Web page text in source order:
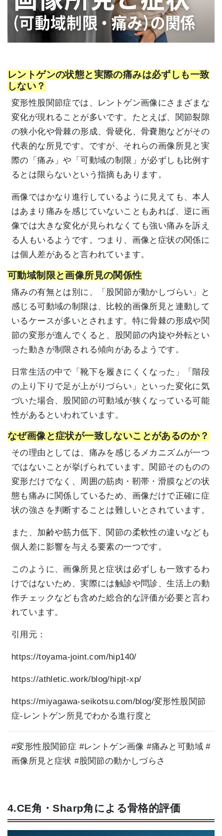
レントゲンの状態と実際の痛みは必ずしも一致
しない？
変形性股関節症では、レントゲン画像にさまざまな
変化が現れることが多いです。たとえば、関節裂隙
の狭小化や骨棘の形成、骨硬化、骨嚢胞などがその
代表的な所見です。ですが、それらの画像所見と実
際の「痛み」や「可動域の制限」が必ずしも比例す
るとは限らないという指摘もあります。
画像ではかなり進行しているように見えても、本人
はあまり痛みを感じていないこともあれば、逆に画
像では大きな変化が見られなくても強い痛みを訴え
る人もいるようです。つまり、画像と症状の関係に
は個人差があると言われています。
可動域制限と画像所見の関係性
痛みの有無とは別に、「股関節が動かしづらい」と
感じる可動域の制限は、比較的画像所見と連動して
いるケースが多いとされます。特に骨棘の形成や関
節の変形が進んでくると、股関節の内旋や外転とい
った動きが制限される傾向があるようです。
日常生活の中で「靴下を履きにくくなった」「階段
の上り下りで足が上がりづらい」といった変化に気
づいた場合、股関節の可動域が狭くなっている可能
性があるといわれています。
なぜ画像と症状が一致しないことがあるのか？
その理由としては、痛みを感じるメカニズムが一つ
ではないことが挙げられています。関節そのものの
変形だけでなく、周囲の筋肉・靭帯・滑膜などの状
態も痛みに関係しているため、画像だけで正確に症
状の強さを判断することは難しいとされています。
また、加齢や筋力低下、関節の柔軟性の違いなども
個人差に影響を与える要素の一つです。
このように、画像所見と症状は必ずしも一致するわ
けではないため、実際には触診や問診、生活上の動
作チェックなども含めた総合的な評価が必要と言わ
れています。
引用元：
https://toyama-joint.com/hip140/
https://athletic.work/blog/hipjt-xp/
https://miyagawa-seikotsu.com/blog/変形性股関節
症-レントゲン所見でわかる進行度と
#変形性股関節症 #レントゲン画像 #痛みと可動域 #
画像所見と症状 #股関節の動かしづらさ
4.CE角・Sharp角による骨格的評価